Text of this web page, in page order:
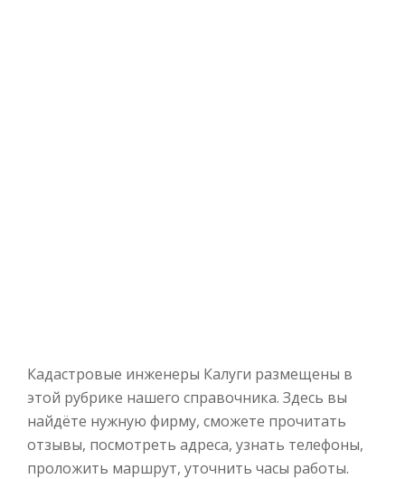
Кадастровые инженеры Калуги размещены в
этой рубрике нашего справочника. Здесь вы
найдёте нужную фирму, сможете прочитать
отзывы, посмотреть адреса, узнать телефоны,
проложить маршрут, уточнить часы работы.